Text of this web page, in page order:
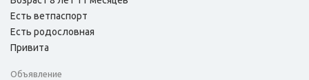
Есть ветпаспорт
Есть родословная
Привита
Объявление